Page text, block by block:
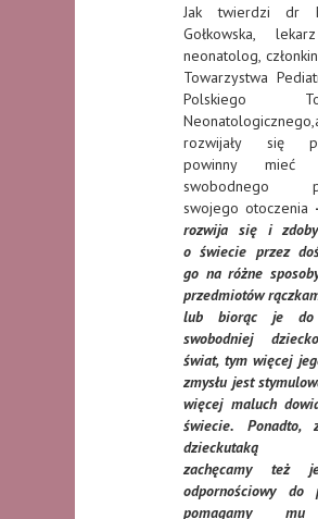
Jak twierdzi dr
Gołkowska,
neonatolog,
Towarzystwa
Polskiego
rozwijały się
powinny mieć
swobodnego
swojego otoczenia
rozwija się i
o świecie przez
go na różne
przedmiotów
lub biorąc je
swobodniej
świat, tym więcej
zmysłu jest
więcej maluch
świecie. Ponadto,
dzieckutaką
zachęcamy też
odpornościowy do
pomagamy mu